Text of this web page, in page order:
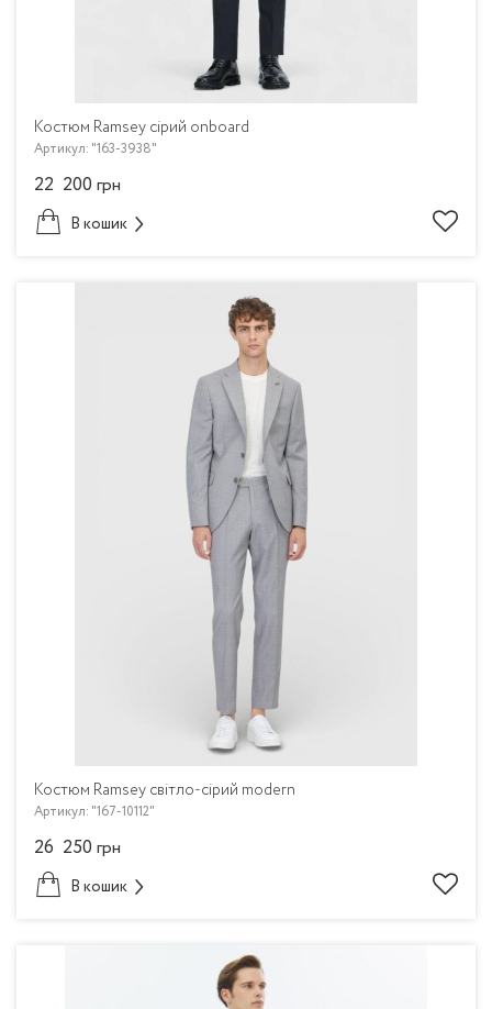
Костюм Ramsey сірий onboard
Артикул: "163-3938"
22 200грн
В кошик
Костюм Ramsey світло-сірий modern
Артикул: "167-10112"
26 250грн
В кошик